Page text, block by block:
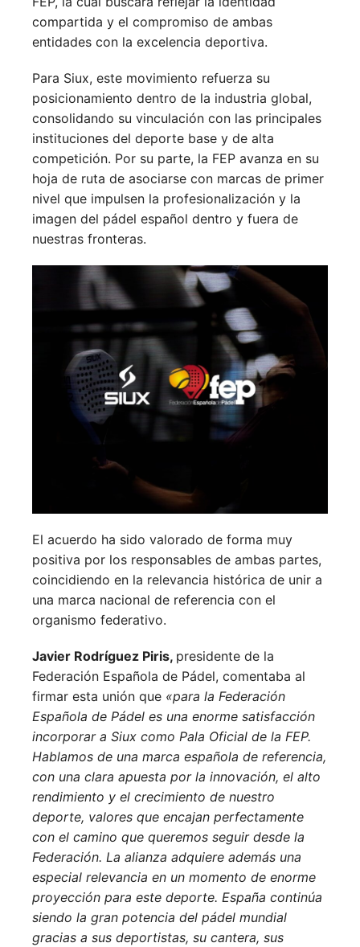
compartida y el compromiso de ambas
entidades con la excelencia deportiva.
Para Siux, este movimiento refuerza su
posicionamiento dentro de la industria global,
consolidando su vinculación con las principales
instituciones del deporte base y de alta
competición. Por su parte, la FEP avanza en su
hoja de ruta de asociarse con marcas de primer
nivel que impulsen la profesionalización y la
imagen del pádel español dentro y fuera de
nuestras fronteras.
El acuerdo ha sido valorado de forma muy
positiva por los responsables de ambas partes,
coincidiendo en la relevancia histórica de unir a
una marca nacional de referencia con el
organismo federativo.
Javier Rodríguez Piris, presidente de la
Federación Española de Pádel, comentaba al
firmar esta unión que «para la Federación
Española de Pádel es una enorme satisfacción
incorporar a Siux como Pala Oficial de la FEP.
Hablamos de una marca española de referencia,
con una clara apuesta por la innovación, el alto
rendimiento y el crecimiento de nuestro
deporte, valores que encajan perfectamente
con el camino que queremos seguir desde la
Federación. La alianza adquiere además una
especial relevancia en un momento de enorme
proyección para este deporte. España continúa
siendo la gran potencia del pádel mundial
gracias a sus deportistas, su cantera, sus